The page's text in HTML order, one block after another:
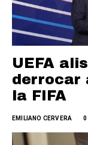
UEFA
derrocar
la FIFA
EMILIANO CERVERA